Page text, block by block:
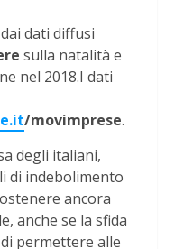
dati diffusi
sulla natalità e
nel 2018.I dati
/movimprese.
degli italiani,
di indebolimento
ancora
anche se la sfida
permettere alle